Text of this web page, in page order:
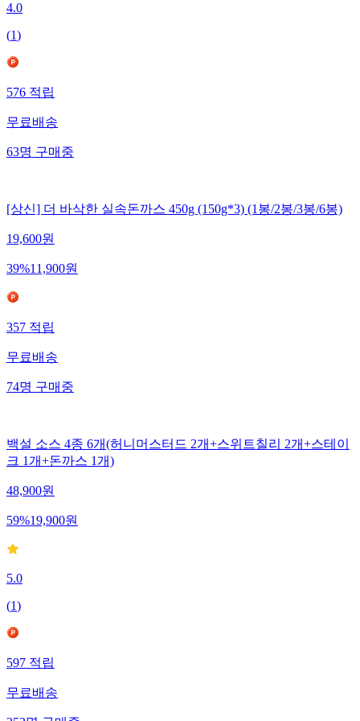
4.0
(1)
576적립
무료배송
63명구매중
[상신] 더 바삭한 실속돈까스 450g (150g*3) (1봉/2봉/3봉/6봉)
19,600원
39%11,900원
357적립
무료배송
74명구매중
백설 소스 4종 6개(허니머스터드 2개+스위트칠리 2개+스테이
크 1개+돈까스 1개)
48,900원
59%19,900원
5.0
(1)
597적립
무료배송